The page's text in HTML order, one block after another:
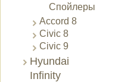
Спойлеры
Accord 8
Civic 8
Civic 9
Hyundai
Infinity